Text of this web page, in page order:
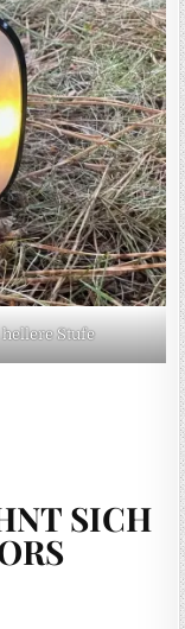
Stufe
SICH